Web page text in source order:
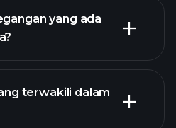
pegangan
yang ada
terwakili dalam